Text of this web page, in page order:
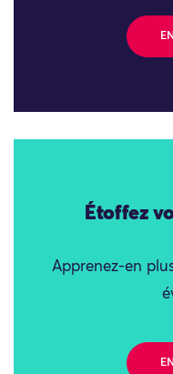
Étoffez
Apprenez-en